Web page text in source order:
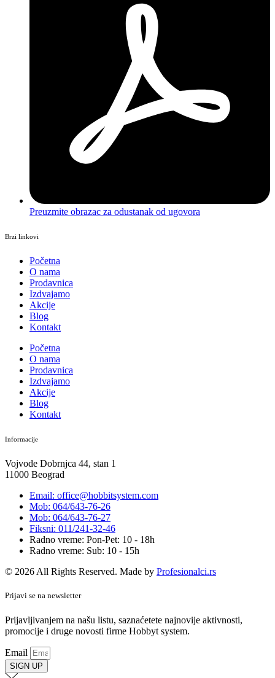
Preuzmite obrazac za odustanak od ugovora
Brzi linkovi
Početna
O nama
Prodavnica
Izdvajamo
Akcije
Blog
Kontakt
Početna
O nama
Prodavnica
Izdvajamo
Akcije
Blog
Kontakt
Informacije
Vojvode Dobrnjca 44, stan 1
11000 Beograd
Email: office@hobbitsystem.com
Mob: 064/643-76-26
Mob: 064/643-76-27
Fiksni: 011/241-32-46
Radno vreme: Pon-Pet: 10 - 18h
Radno vreme: Sub: 10 - 15h
© 2026 All Rights Reserved. Made by Profesionalci.rs
Prijavi se na newsletter
Prijavljivanjem na našu listu, saznaćetete najnovije aktivnosti,
promocije i druge novosti firme Hobbyt system.
Email
SIGN UP